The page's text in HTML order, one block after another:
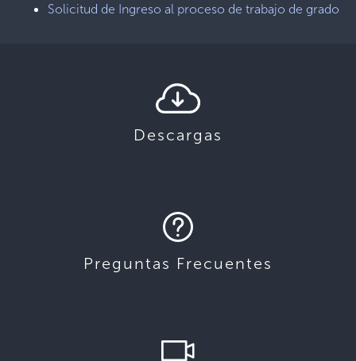
Solicitud de Ingreso al proceso de trabajo de grado
Descargas
Preguntas Frecuentes